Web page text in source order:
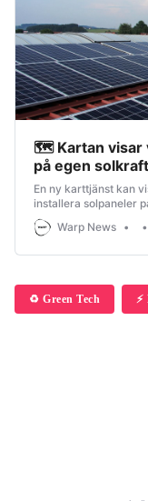
🗺 Kartan visar
på egen solkraft
En ny karttjänst kan
installera solpaneler
Warp News
♻️ Green Tech